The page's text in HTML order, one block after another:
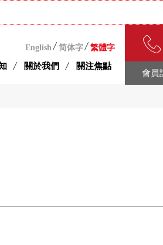
English 简体字 繁體字
關於我們 關注焦點
會員